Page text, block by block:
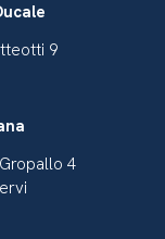
9
4